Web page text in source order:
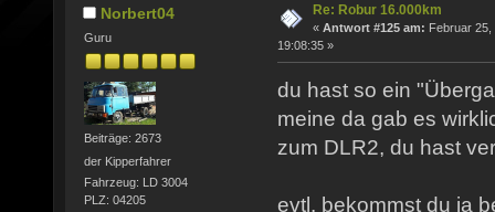
Norbert04
Guru
Beiträge: 2673
der Kipperfahrer
Fahrzeug: LD 3004
PLZ: 04205
Re: Robur 16.000km
« Antwort #125 am: Februar 25,
19:08:35 »
du hast so ein
meine da gab es
zum DLR2, du hast
evtl. bekommst du ja